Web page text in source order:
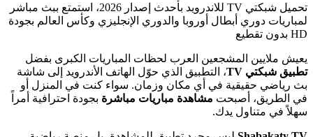
تحميل شبكتي TV للاندرويد بأحدث إصدار 2026، استمتع ببث مباشر
لمباريات دوري أبطال أوروبا والدوري الإنجليزي وكأس العالم بجودة
HD بدون تقطيع
يعيش ملايين المشجعين العرب لحظات المباريات الكبرى بفضل
تطبيق شبكتي TV
، التطبيق الذي حوّل الهاتف الأندرويد إلى شاشة
بث رياضي حقيقية في أي مكان وزمان. سواء كنت في المنزل أو
في الطريق، أصبحت مشاهدة مباريات مباشرة بجودة احترافية أمراً
سهلاً في متناول يدك.